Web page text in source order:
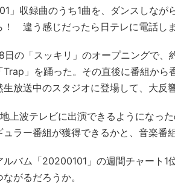
」収録曲のうち1曲を、ダンスしなが
！ 違う感じだったら日テレに電話し
日の「スッキリ」のオープニングで
Trap」を踊った。その直後に番組から
生放送中のスタジオに登場して、大反
上波テレビに出演できるようになっ
ラー番組が獲得できるかと、音楽番
ルバム「20200101」の週間チャート1
がるだろうか。